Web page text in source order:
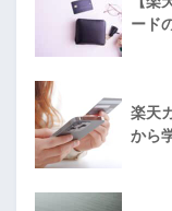
ード
楽天
から